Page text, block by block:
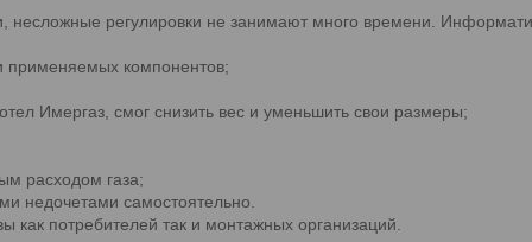
несложные регулировки не занимают много времени.
применяемых компонентов;
Имергаз, смог снизить вес и уменьшить свои размеры;
расходом газа;
недочетами самостоятельно.
потребителей так и монтажных организаций.